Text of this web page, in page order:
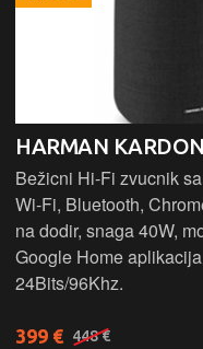
HARMAN
Bežicni Hi-Fi zvucnik
Wi-Fi, Bluetooth,
na dodir, snaga 40W,
Google Home
24Bits/96Khz.
399 € 448 €